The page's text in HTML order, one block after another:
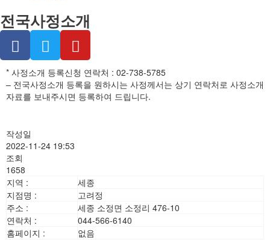
전국사정소개
* 사정소개 등록신청 연락처 : 02-738-5785
– 전국사정소개 등록을 원하시는 사정께서는 상기 연락처로 사정소개
자료를 보내주시면 등록하여 드립니다.
작성일
2022-11-24 19:53
조회
1658
지역 :
세종
지점명 :
고려정
주소 :
세종 소정면 소정리 476-10
연락처 :
044-566-6140
홈페이지 :
없음